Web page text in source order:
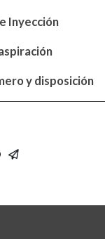
Inyección
y disposición